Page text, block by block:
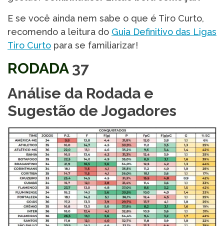
E se você ainda nem sabe o que é Tiro Curto,
recomendo a leitura do Guia Definitivo das Ligas
Tiro Curto para se familiarizar!
RODADA 37
Análise da Rodada e
Sugestão de Jogadores